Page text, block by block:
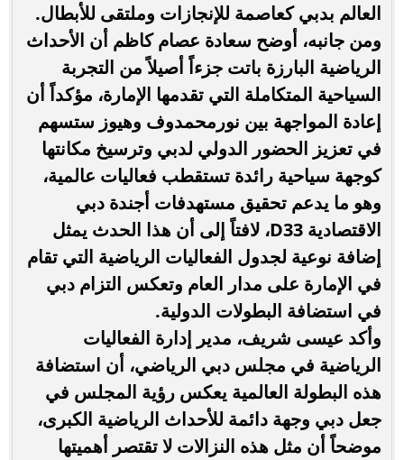
العالم بدبي كعاصمة للإنجازات وملتقى للأبطال.
ومن جانبه، أوضح سعادة عصام كاظم أن الأحداث
الرياضية البارزة باتت جزءاً أصيلاً من التجربة
السياحية المتكاملة التي تقدمها الإمارة، مؤكداً أن
إعادة المواجهة بين نورمحمدوف وهيوز ستسهم
في تعزيز الحضور الدولي لدبي وترسيخ مكانتها
كوجهة سياحية رائدة تستقطب فعاليات عالمية،
وهو ما يدعم تحقيق مستهدفات أجندة دبي
الاقتصادية D33، لافتاً إلى أن هذا الحدث يمثل
إضافة نوعية لجدول الفعاليات الرياضية التي تقام
في الإمارة على مدار العام وتعكس التزام دبي
في استضافة البطولات الدولية.
وأكد عيسى شريف، مدير إدارة الفعاليات
الرياضية في مجلس دبي الرياضي، أن استضافة
هذه البطولة العالمية يعكس رؤية المجلس في
جعل دبي وجهة دائمة للأحداث الرياضية الكبرى،
موضحاً أن مثل هذه النزالات لا تقتصر أهميتها